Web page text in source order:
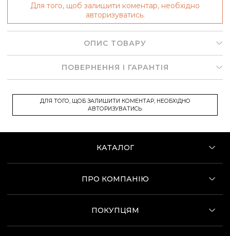
Для того, щоб залишити коментар, необхідно
авторизуватись.
ОПИС ТОВАРУ
ПОВЕРНЕННЯ І ГАРАНТІЯ
ДЛЯ ТОГО, ЩОБ ЗАЛИШИТИ КОМЕНТАР, НЕОБХІДНО
АВТОРИЗУВАТИСЬ.
КАТАЛОГ
ПРО КОМПАНІЮ
ПОКУПЦЯМ